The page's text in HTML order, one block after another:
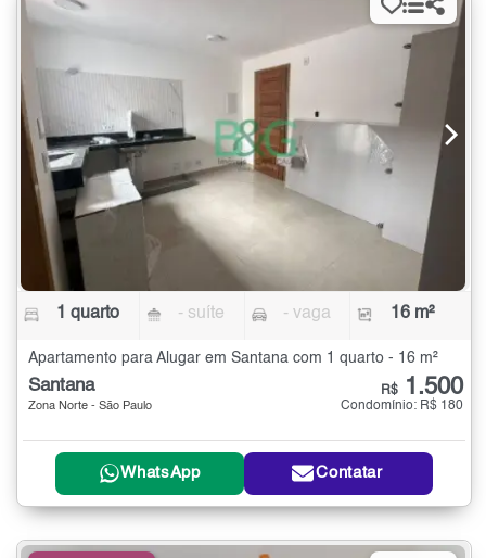
1 quarto - suíte - vaga 16 m²
Apartamento para Alugar em Santana com 1 quarto - 16 m²
Santana
Zona Norte - São Paulo
R$ 1.500
Condomínio: R$ 180
WhatsApp Contatar